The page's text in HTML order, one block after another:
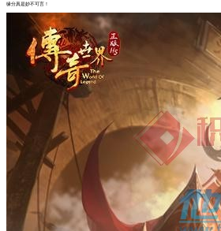
缘分真是妙不可言！